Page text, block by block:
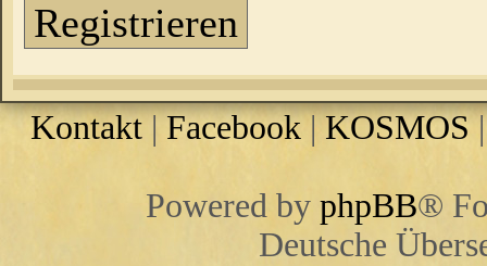
Registrieren
Kontakt | Facebook |KOSMOS
Powered by phpBB®
Deutsche